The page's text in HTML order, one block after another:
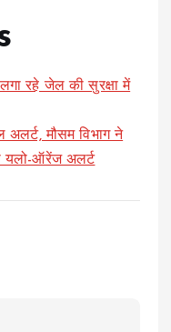
रहे जेल की सुरक्षा में
मौसम विभाग ने
यलो-ऑरेंज अलर्ट